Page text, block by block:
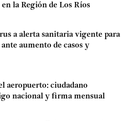
la Región de Los Ríos
a alerta sanitaria vigente para
aumento de casos y
aeropuerto: ciudadano
nacional y firma mensual